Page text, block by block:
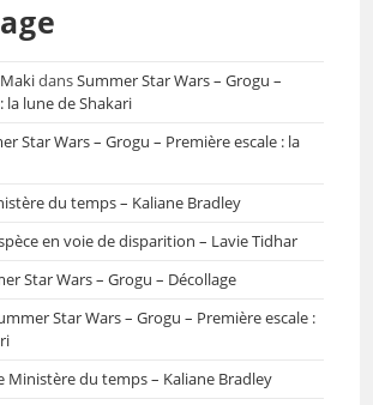
dansSummer Star Wars – Grogu –
la lune de Shakari
Star Wars – Grogu – Première escale : la
du temps – Kaliane Bradley
en voie de disparition – Lavie Tidhar
Star Wars – Grogu – Décollage
Star Wars – Grogu – Première escale :
Ministère du temps – Kaliane Bradley